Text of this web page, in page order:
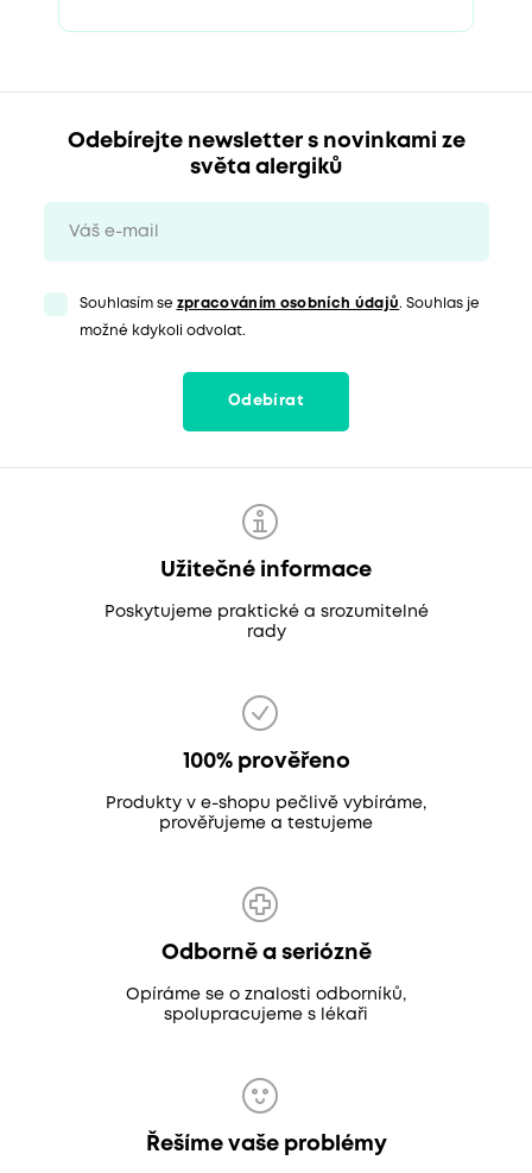
Odebírejte newsletter s novinkami ze
světa alergiků
Souhlasím se zpracováním osobních údajů. Souhlas je
možné kdykoli odvolat.
Odebírat
Užitečné informace
Poskytujeme praktické a srozumitelné
rady
100% prověřeno
Produkty v e-shopu pečlivě vybíráme,
prověřujeme a testujeme
Odborně a seriózně
Opíráme se o znalosti odborníků,
spolupracujeme s lékaři
Řešíme vaše problémy